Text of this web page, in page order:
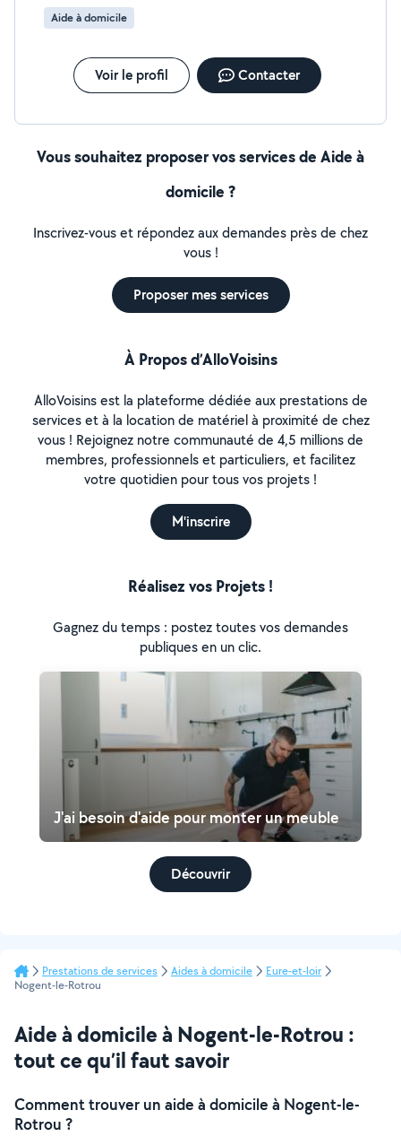
Aide à domicile
Voir le profil Contacter
Vous souhaitez proposer vos services de Aide à
domicile ?
Inscrivez-vous et répondez aux demandes près de chez
vous !
Proposer mes services
À Propos d’AlloVoisins
AlloVoisins est la plateforme dédiée aux prestations de
services et à la location de matériel à proximité de chez
vous ! Rejoignez notre communauté de 4,5 millions de
membres, professionnels et particuliers, et facilitez
votre quotidien pour tous vos projets !
M'inscrire
Réalisez vos Projets !
Gagnez du temps : postez toutes vos demandes
publiques en un clic.
J'ai besoin d'aide pour monter un meuble
Découvrir
Prestations de services Aides à domicile
Eure-et-loir
Nogent-le-Rotrou
Aide à domicile à Nogent-le-Rotrou :
tout ce qu’il faut savoir
Comment trouver un aide à domicile à Nogent-le-
Rotrou ?